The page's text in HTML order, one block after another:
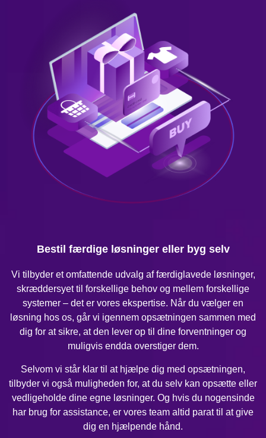
Bestil færdige løsninger eller byg selv
Vi tilbyder et omfattende udvalg af færdiglavede løsninger,
skræddersyet til forskellige behov og mellem forskellige
systemer – det er vores ekspertise. Når du vælger en
løsning hos os, går vi igennem opsætningen sammen med
dig for at sikre, at den lever op til dine forventninger og
muligvis endda overstiger dem.
Selvom vi står klar til at hjælpe dig med opsætningen,
tilbyder vi også muligheden for, at du selv kan opsætte eller
vedligeholde dine egne løsninger. Og hvis du nogensinde
har brug for assistance, er vores team altid parat til at give
dig en hjælpende hånd.